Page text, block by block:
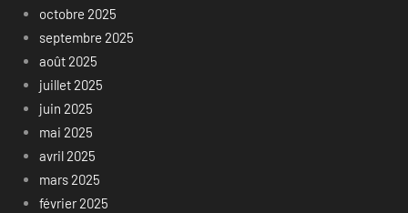
octobre 2025
septembre 2025
août 2025
juillet 2025
juin 2025
mai 2025
avril 2025
mars 2025
février 2025